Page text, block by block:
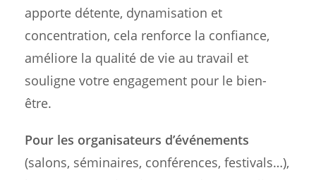
apporte détente, dynamisation et
concentration, cela renforce la confiance,
améliore la qualité de vie au travail et
souligne votre engagement pour le bien-
être.
Pour les organisateurs d’événements
(salons, séminaires, conférences, festivals…),